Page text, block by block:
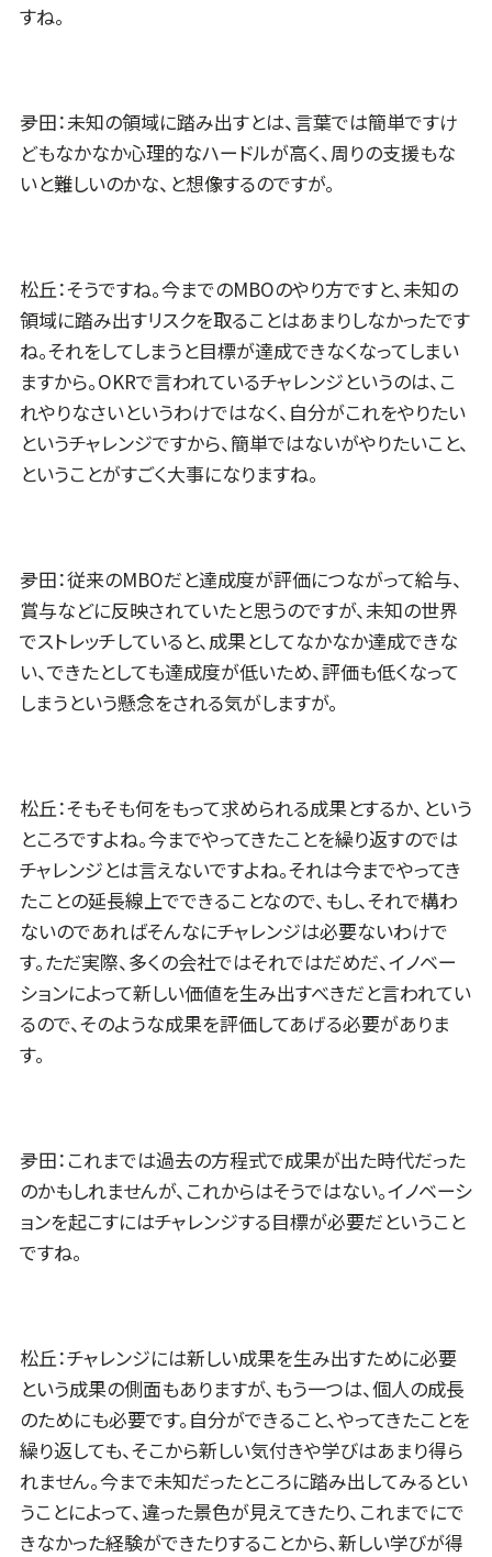
すね。
夛田：未知の領域に踏み出すとは、言葉では簡単ですけ
どもなかなか心理的なハードルが高く、周りの支援もな
いと難しいのかな、と想像するのですが。
松丘：そうですね。今までのMBOのやり方ですと、未知の
領域に踏み出すリスクを取ることはあまりしなかったです
ね。それをしてしまうと目標が達成できなくなってしまい
ますから。OKRで言われているチャレンジというのは、こ
れやりなさいというわけではなく、自分がこれをやりたい
というチャレンジですから、簡単ではないがやりたいこと、
ということがすごく大事になりますね。
夛田：従来のMBOだと達成度が評価につながって給与、
賞与などに反映されていたと思うのですが、未知の世界
でストレッチしていると、成果としてなかなか達成できな
い、できたとしても達成度が低いため、評価も低くなって
しまうという懸念をされる気がしますが。
松丘：そもそも何をもって求められる成果とするか、という
ところですよね。今までやってきたことを繰り返すのでは
チャレンジとは言えないですよね。それは今までやってき
たことの延長線上でできることなので、もし、それで構わ
ないのであればそんなにチャレンジは必要ないわけで
す。ただ実際、多くの会社ではそれではだめだ、イノベー
ションによって新しい価値を生み出すべきだと言われてい
るので、そのような成果を評価してあげる必要がありま
す。
夛田：これまでは過去の方程式で成果が出た時代だった
のかもしれませんが、これからはそうではない。イノベーシ
ョンを起こすにはチャレンジする目標が必要だということ
ですね。
松丘：チャレンジには新しい成果を生み出すために必要
という成果の側面もありますが、もう一つは、個人の成長
のためにも必要です。自分ができること、やってきたことを
繰り返しても、そこから新しい気付きや学びはあまり得ら
れません。今まで未知だったところに踏み出してみるとい
うことによって、違った景色が見えてきたり、これまでにで
きなかった経験ができたりすることから、新しい学びが得